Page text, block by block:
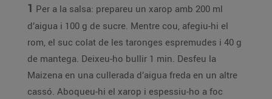
1 Per a la salsa: prepareu un xarop amb 200 ml
d’aigua i 100 g de sucre. Mentre cou, afegiu-hi el
rom, el suc colat de les taronges espremudes i 40 g
de mantega. Deixeu-ho bullir 1 min. Desfeu la
Maizena en una cullerada d’aigua freda en un altre
cassó. Aboqueu-hi el xarop i espessiu-ho a foc